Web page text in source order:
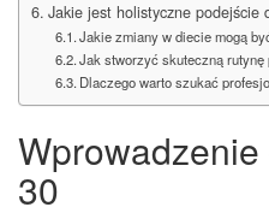
Jakie jest holistyczne podejście
Jakie zmiany w diecie mogą
Jak stworzyć skuteczną rutynę
Dlaczego warto szukać
30